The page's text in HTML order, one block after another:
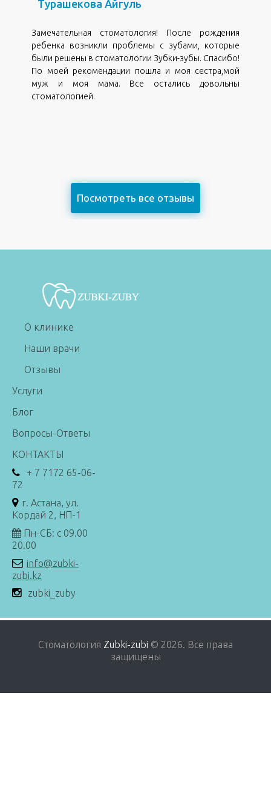
Турашекова Айгуль
Замечательная стоматология! После рождения
ребенка возникли проблемы с зубами, которые
были решены в стоматологии Зубки-зубы. Спасибо!
По моей рекомендации пошла и моя сестра,мой
муж и моя мама. Все остались довольны
стоматологией.
Посмотреть все отзывы
О клинике
Наши врачи
Отзывы
Услуги
Блог
Вопросы-Ответы
КОНТАКТЫ
+ 7 7172 65-06-
72
г. Астана, ул.
Кордай 2, НП-1
Пн-СБ: с 09.00
20.00
info@zubki-
zubi.kz
zubki_zuby
Стоматология Zubki-zubi © 2026. Все права
защищены